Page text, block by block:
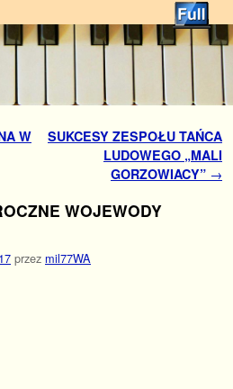
W
SUKCESY ZESPOŁU TAŃCA
LUDOWEGO „MALI
GORZOWIACY” →
WOJEWODY
przez mil77WA